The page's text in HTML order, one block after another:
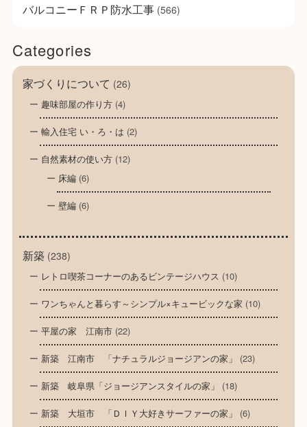
バルコニーＦＲＰ防水工事(566)
Categories
家づくりについて (26)
趣味部屋の作り方(4)
輸入住宅 い・ろ・は (2)
自然素材の使い方(12)
床編(6)
壁編(6)
新築(238)
レトロ喫茶コーナーのあるビンテージハウス (10)
ワンちゃんと暮らす～シンプル×キュービックな家 (10)
平屋の家 江南市(22)
新築 江南市 「ナチュラルジョージアンの家」 (23)
新築 岐阜県「ジョージアンスタイルの家」 (18)
新築 大垣市 「ＤＩＹ大好きサーファーの家」 (6)